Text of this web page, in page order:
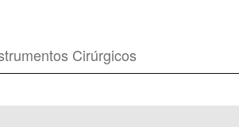
Cirúrgicos